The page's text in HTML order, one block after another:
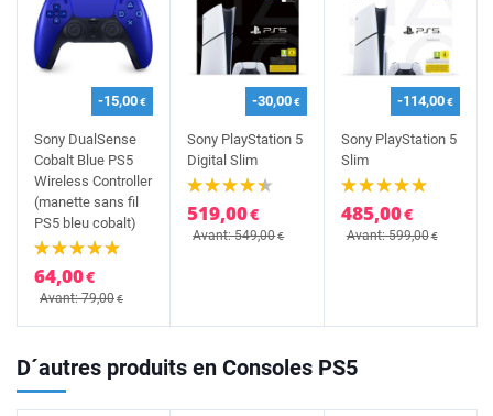
-15,00€
Sony DualSense
Cobalt Blue PS5
Wireless Controller
(manette sans fil
PS5 bleu cobalt)
64,00€
Avant: 79,00€
-30,00€
Sony PlayStation 5
Digital Slim
519,00€
Avant: 549,00€
-114,00€
Sony PlayStation 5
Slim
485,00€
Avant: 599,00€
D´autres produits en Consoles PS5